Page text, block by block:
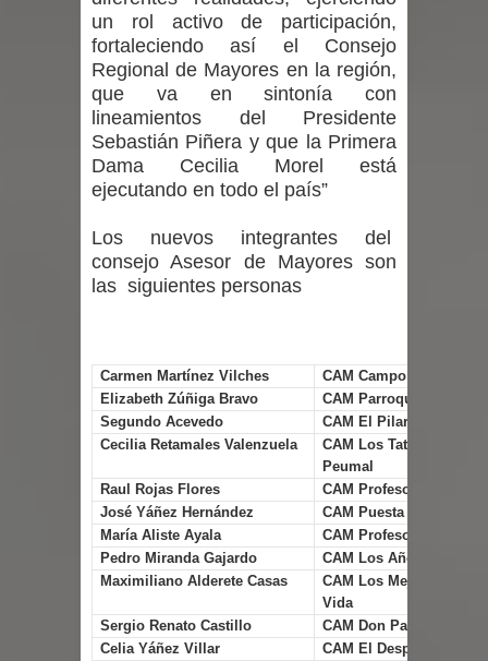
proyecto de interconexión eléctrica
en la alta cordillera del Maule por su
impacto ambiental
INDAP entregó $189 millones en
incentivos a usuarios de PRODESAL
de la provincia de Linares
Municipalidad de Curicó apuesta a la
con nuevas pantallas interactivas del
Colegio El Boldo
Municipalidad de Curicó inició
proceso de vacunación escolar
un rol activo de participación,
fortaleciendo así el Consejo
Regional de Mayores en la región,
que va en sintonía con
lineamientos del Presidente
Sebastián Piñera y que la Primera
Dama Cecilia Morel está
ejecutando en todo el país”
Los nuevos integrantes del
consejo Asesor de Mayores son
las siguientes personas
Carmen Martínez Vilches
CAM Campo Lindo
Elizabeth Zúñiga Bravo
CAM Parroquia La
Segundo Acevedo
CAM El Pilar
Cecilia Retamales Valenzuela
CAM Los Tatas
Peumal
Raul Rojas Flores
CAM Profesores
José Yáñez Hernández
CAM Puesta de Sol
María Aliste Ayala
CAM Profesores por
Pedro Miranda Gajardo
CAM Los Años Dorados
Maximiliano Alderete Casas
CAM Los Mejores Años
Vida
Sergio Renato Castillo
CAM Don Patricio
Celia Yáñez Villar
CAM El Despertar de